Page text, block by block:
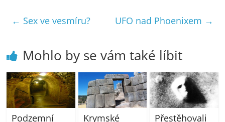
← Sex ve vesmíru? UFO nad Phoenixem →
Mohlo by se vám také líbit
Podzemní Krymské Přestěhovali